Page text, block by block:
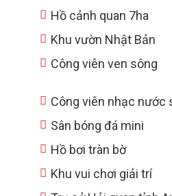
Hồ cảnh quan 7ha
Khu vườn Nhật Bản
Công viên ven sông
Công viên nhạc nước
Sân bóng đá mini
Hồ bơi tràn bờ
Khu vui chơi giải trí